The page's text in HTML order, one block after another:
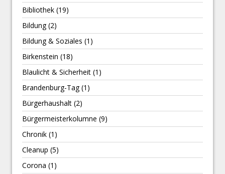
Bibliothek (19)
Bildung(2)
Bildung & Soziales (1)
Birkenstein (18)
Blaulicht & Sicherheit (1)
Brandenburg-Tag(1)
Bürgerhaushalt (2)
Bürgermeisterkolumne (9)
Chronik (1)
Cleanup (5)
Corona (1)